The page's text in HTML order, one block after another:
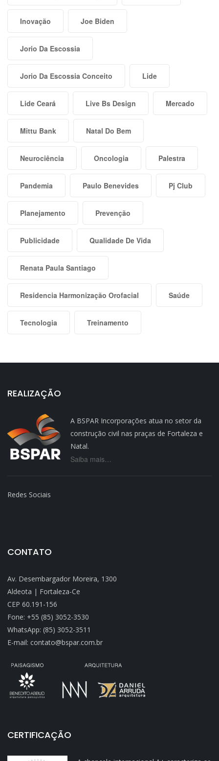
Inovação Joe Biden
Jorio Da Escossia
Jorio Da Escossia Conceito Lide
Lide Ceará Live Bs Design Mercado
Mittu Bank Natal Do Bem
Neurociência Oncologia Palestra
Pandemia Paulo Benevides Pj Club
Planejamento Prevenção
Publicidade Qualidade De Vida
Renata Paula Santiago
Residencia Harmonização Orofacial Saúde
Tecnologia Treinamento
REALIZAÇÃO
A BSPAR Incorporações atua no setor da
construção civil nas praças de Fortaleza e
Natal.
Saiba mais…
Redes Sociais
CONTATO
Av. Desembargador Moreira, 1300
Aldeota | Fortaleza-Ce
CEP 60.191-156
Fone: +55 (85) 3052-3530
WhatsApp: (85) 3052-3511
E-mail: contato@bspar.com.br
CERTIFICAÇÃO